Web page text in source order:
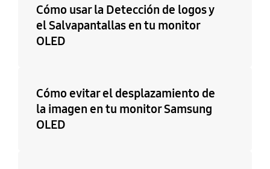
Cómo usar la Detección de logos y
el Salvapantallas en tu monitor
OLED
Cómo evitar el desplazamiento de
la imagen en tu monitor Samsung
OLED